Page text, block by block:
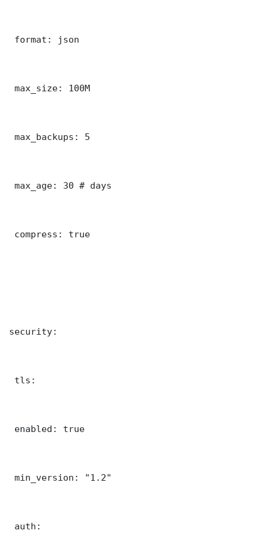
format: json
max_size: 100M
max_backups: 5
max_age: 30 # days
compress: true
security:
tls:
enabled: true
min_version: "1.2"
auth: